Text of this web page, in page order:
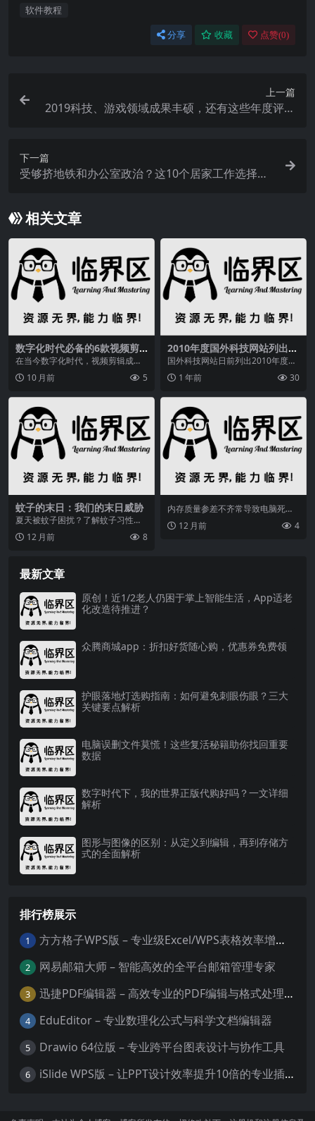
软件教程
分享 收藏 点赞(0)
上一篇
2019科技、游戏领域成果丰硕，还有这些年度评选
下一篇
受够挤地铁和办公室政治？这10个居家工作选择超
相关文章
数字化时代必备的6款视频剪
辑软件，剪映成初学者首选？
在当今数字化时代，视频剪辑成为
了许多人表达创意、分享生活的重
要方式。然而，面对众...
10 月前 5
2010年度国外科技网站列出A
ndroid和iPhone流行应用及
游戏名单
国外科技网站日前列出2010年度An
droid和iPhone最流行前五个应用及
游...1 年前 30
蚊子的末日：我们的末日威胁
夏天被蚊子困扰？了解蚊子习性及
传播疾病知识，掌握防蚊灭蚊方
法，保护家人健康。本文...
12 月前 8
内存质量参差不齐常导致电脑死
机、重启或蓝屏等问题，教你如何
使用Windows自带...
12 月前 4
最新文章
原创！近1/2老人仍困于掌上智能生活，App适老
化改造待推进？
众腾商城app：折扣好货随心购，优惠券免费领
护眼落地灯选购指南：如何避免刺眼伤眼？三大
关键要点解析
电脑误删文件莫慌！这些复活秘籍助你找回重要
数据
数字时代下，我的世界正版代购好吗？一文详细
解析
图形与图像的区别：从定义到编辑，再到存储方
式的全面解析
排行榜展示
1 方方格子WPS版 – 专业级Excel/WPS表格效率增强插件
2 网易邮箱大师 – 智能高效的全平台邮箱管理专家
3 迅捷PDF编辑器 – 高效专业的PDF编辑与格式处理工具
4 EduEditor – 专业数理化公式与科学文档编辑器
5 Drawio 64位版 – 专业跨平台图表设计与协作工具
6 iSlide WPS版 – 让PPT设计效率提升10倍的专业插件